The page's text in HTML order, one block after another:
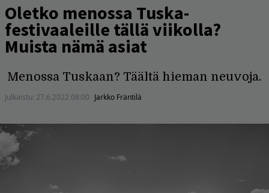
Oletko menossa Tuska-
festivaaleille tällä viikolla?
Muista nämä asiat
Menossa Tuskaan? Täältä hieman neuvoja.
Julkaistu: 27.6.2022 08:00 Jarkko Fräntilä